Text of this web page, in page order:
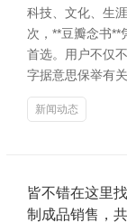
科技、文化、生
次，**豆瓣念书**
首选。用户不仅
字据意思保举有
新闻动态
皆不错在这里
制成品销售，